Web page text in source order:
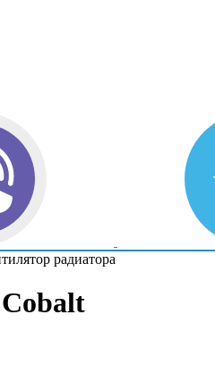
радиатора